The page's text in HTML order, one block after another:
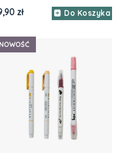
zł Do Koszyka
NOWOŚĆ